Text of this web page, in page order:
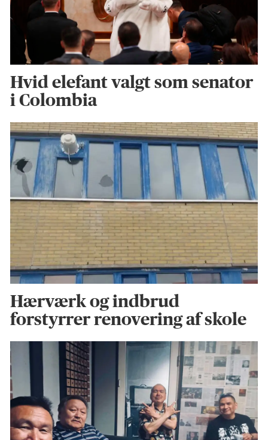
Hvid elefant valgt som senator
i Colombia
Hærværk og indbrud
forstyrrer renovering af skole